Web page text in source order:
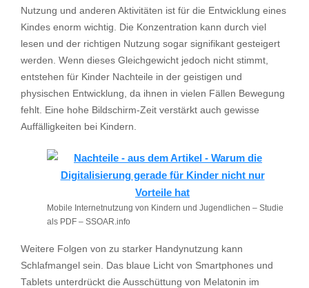
Nutzung und anderen Aktivitäten ist für die Entwicklung eines
Kindes enorm wichtig. Die Konzentration kann durch viel
lesen und der richtigen Nutzung sogar signifikant gesteigert
werden. Wenn dieses Gleichgewicht jedoch nicht stimmt,
entstehen für Kinder Nachteile in der geistigen und
physischen Entwicklung, da ihnen in vielen Fällen Bewegung
fehlt. Eine hohe Bildschirm-Zeit verstärkt auch gewisse
Auffälligkeiten bei Kindern.
Mobile Internetnutzung von Kindern und Jugendlichen – Studie
als PDF – SSOAR.info
Weitere Folgen von zu starker Handynutzung kann
Schlafmangel sein. Das blaue Licht von Smartphones und
Tablets unterdrückt die Ausschüttung von Melatonin im